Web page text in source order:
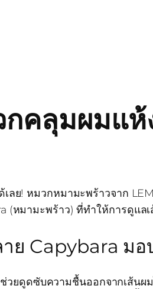
กคลุมผมแ
เลย! หมวกหมามะพร้าวจาก
(หมามะพร้าว) ที่ทำให้การดูแลเ
ย Capybara ม
วยดูดซับความชื้นออกจากเส้น